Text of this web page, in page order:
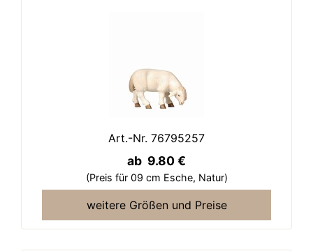
Art.-Nr. 76795257
ab 9.80 €
(Preis für 09 cm Esche, Natur)
weitere Größen und Preise